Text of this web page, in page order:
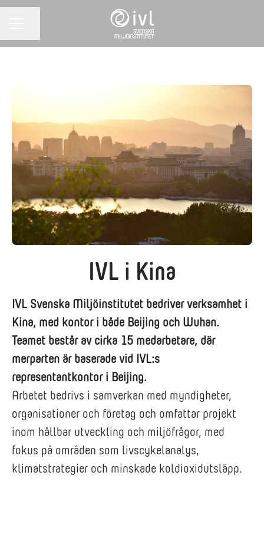
IVL i Kina
IVL Svenska Miljöinstitutet bedriver verksamhet i
Kina, med kontor i både Beijing och Wuhan.
Teamet består av cirka 15 medarbetare, där
merparten är baserade vid IVL:s
representantkontor i Beijing.
Arbetet bedrivs i samverkan med myndigheter,
organisationer och företag och omfattar projekt
inom hållbar utveckling och miljöfrågor, med
fokus på områden som livscykelanalys,
klimatstrategier och minskade koldioxidutsläpp.